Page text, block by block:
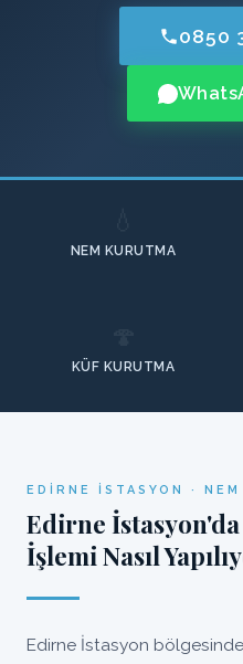
0850
NEM KURUTMA
KÜF KURUTMA
EDIRNE İSTASYON ·
Edirne
İşlemi Nasıl
Edirne İstasyon